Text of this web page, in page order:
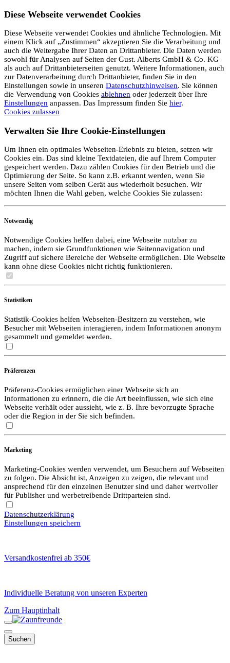
Diese Webseite verwendet Cookies
Diese Webseite verwendet Cookies und ähnliche Technologien. Mit
einem Klick auf „Zustimmen“ akzeptieren Sie die Verarbeitung und
auch die Weitergabe Ihrer Daten an Drittanbieter. Die Daten werden
sowohl für Analysen auf Seiten der Gust. Alberts GmbH & Co. KG
als auch auf Drittanbieterseiten genutzt. Weitere Informationen, auch
zur Datenverarbeitung durch Drittanbieter, finden Sie in den
Einstellungen sowie in unseren Datenschutzhinweisen. Sie können
die Verwendung von Cookies ablehnen oder jederzeit über Ihre
Einstellungen anpassen. Das Impressum finden Sie hier.
Cookies zulassen
Verwalten Sie Ihre Cookie-Einstellungen
Um Ihnen ein optimales Webseiten-Erlebnis zu bieten, setzen wir
Cookies ein. Das sind kleine Textdateien, die auf Ihrem Computer
gespeichert werden. Dazu zählen Cookies für den Betrieb und die
Optimierung der Seite. So kann z.B. erkannt werden, wenn Sie
unsere Seiten vom selben Gerät aus wiederholt besuchen. Wir
möchten Ihnen die Wahl geben, welche Cookies Sie zulassen:
Notwendig
Notwendige Cookies helfen dabei, eine Webseite nutzbar zu
machen, indem sie Grundfunktionen wie Seitennavigation und
Zugriff auf sichere Bereiche der Webseite ermöglichen. Die Webseite
kann ohne diese Cookies nicht richtig funktionieren.
Statistiken
Statistik-Cookies helfen Webseiten-Besitzern zu verstehen, wie
Besucher mit Webseiten interagieren, indem Informationen anonym
gesammelt und gemeldet werden.
Präferenzen
Präferenz-Cookies ermöglichen einer Webseite sich an
Informationen zu erinnern, die die Art beeinflussen, wie sich eine
Webseite verhält oder aussieht, wie z. B. Ihre bevorzugte Sprache
oder die Region in der Sie sich befinden.
Marketing
Marketing-Cookies werden verwendet, um Besuchern auf Webseiten
zu folgen. Die Absicht ist, Anzeigen zu zeigen, die relevant und
ansprechend für den einzelnen Benutzer sind und daher wertvoller
für Publisher und werbetreibende Drittparteien sind.
Datenschutzerklärung
Einstellungen speichern
Versandkostenfrei ab 350€
Individuelle Beratung von unseren Experten
Zum Hauptinhalt
Suchen